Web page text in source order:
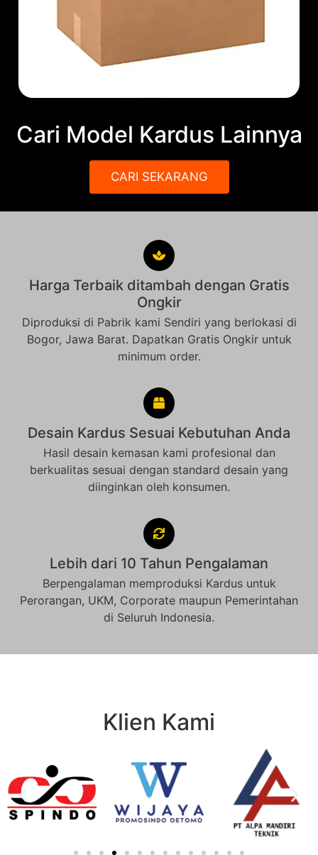
Cari Model Kardus Lainnya
CARI SEKARANG
Harga Terbaik ditambah dengan Gratis
Ongkir
Diproduksi di Pabrik kami Sendiri yang berlokasi di
Bogor, Jawa Barat. Dapatkan Gratis Ongkir untuk
minimum order.
Desain Kardus Sesuai Kebutuhan Anda
Hasil desain kemasan kami profesional dan
berkualitas sesuai dengan standard desain yang
diinginkan oleh konsumen.
Lebih dari 10 Tahun Pengalaman
Berpengalaman memproduksi Kardus untuk
Perorangan, UKM, Corporate maupun Pemerintahan
di Seluruh Indonesia.
Klien Kami